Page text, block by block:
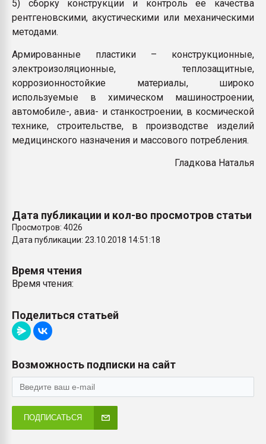
5) сборку конструкции и контроль ее качества
рентгеновскими, акустическими или механическими
методами.
Армированные пластики – конструкционные,
электроизоляционные, теплозащитные,
коррозионностойкие материалы, широко
используемые в химическом машиностроении,
автомобиле-, авиа- и станкостроении, в космической
технике, строительстве, в производстве изделий
медицинского назначения и массового потребления.
Гладкова Наталья
Дата публикации и кол-во просмотров статьи
Просмотров: 4026
Дата публикации: 23.10.2018 14:51:18
Время чтения
Время чтения:
Поделиться статьей
Возможность подписки на сайт
ПОДПИСАТЬСЯ